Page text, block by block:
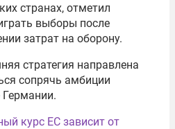
странах, отметил
выборы после
затрат на оборону.
стратегия направлена
сопрячь амбиции
курс ЕС зависит от